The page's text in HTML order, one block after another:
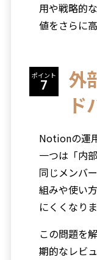
用や戦略的
値をさらに
ポイント
外
ド
Notionの運
一つは「内
同じメンバ
組みや使い
にくくなりま
この問題を
期的なレビ